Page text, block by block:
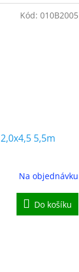
5,5m
Na objednávku
Do košíku
Kód: 010B2005